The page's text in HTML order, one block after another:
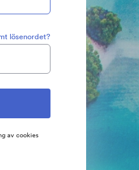
lösenordet?
av cookies